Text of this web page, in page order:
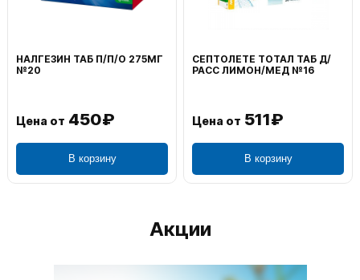
НАЛГЕЗИН ТАБ П/П/О 275МГ
№20
Цена от 450₽
В корзину
СЕПТОЛЕТЕ ТОТАЛ ТАБ Д/
РАСС ЛИМОН/МЕД №16
Цена от 511₽
В корзину
Акции